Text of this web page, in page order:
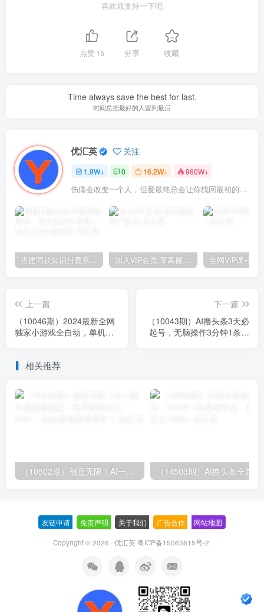
喜欢就支持一下吧
点赞15 分享 收藏
Time always save the best for last.
时间总把最好的人留到最后
优汇英 关注
1.9W+ 0 16.2W+ 960W+
伤痛会改变一个人，但爱最终总会让你找回最初的自己
搭建同款知识付费系统网站，自己做站长挣钱，日入1000+很轻松 加入VIP会员,享高额的推广提成
上一篇
（10046期）2024最新全网
独家小游戏全自动，单机
下一篇
（10043期）AI撸头条3天必
起号，无脑操作3分钟1条，
相关推荐
（10502期）创意无限！AI一键生成漫画视频，每天轻松收入300+，粘贴复制简单操作！
友链申请 免责声明 关于我们 广告合作 网站地图
Copyright © 2026 · 优汇英粤ICP备15063815号-2